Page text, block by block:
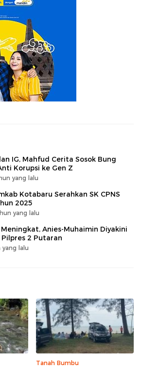
IG, Mahfud Cerita Sosok Bung
Korupsi ke Gen Z
yang lalu
Kotabaru Serahkan SK CPNS
2025
yang lalu
Anies-Muhaimin Diyakini
2 Putaran
lalu
Tanah Bumbu